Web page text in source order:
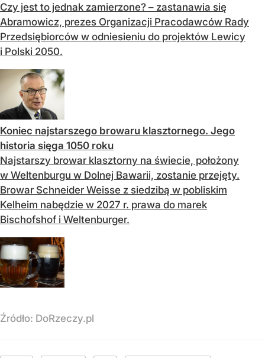
Czy jest to jednak zamierzone? – zastanawia się
Abramowicz, prezes Organizacji Pracodawców Rady
Przedsiębiorców w odniesieniu do projektów Lewicy
i Polski 2050.
Koniec najstarszego browaru klasztornego. Jego
historia sięga 1050 roku
Najstarszy browar klasztorny na świecie, położony
w Weltenburgu w Dolnej Bawarii, zostanie przejęty.
Browar Schneider Weisse z siedzibą w pobliskim
Kelheim nabędzie w 2027 r. prawa do marek
Bischofshof i Weltenburger.
Źródło: DoRzeczy.pl